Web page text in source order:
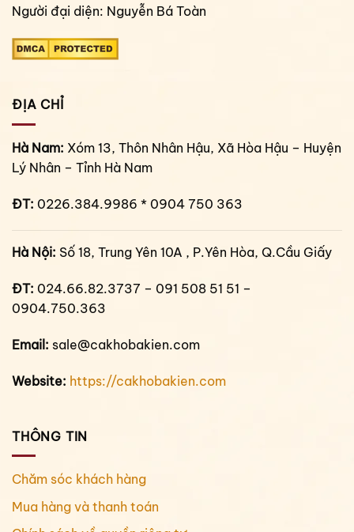
Người đại diện: Nguyễn Bá Toàn
ĐỊA CHỈ
Hà Nam: Xóm 13, Thôn Nhân Hậu, Xã Hòa Hậu – Huyện
Lý Nhân – Tỉnh Hà Nam
ĐT: 0226.384.9986 * 0904 750 363
Hà Nội: Số 18, Trung Yên 10A , P.Yên Hòa, Q.Cầu Giấy
ĐT: 024.66.82.3737 – 091 508 51 51 –
0904.750.363
Email: sale@cakhobakien.com
Website: https://cakhobakien.com
THÔNG TIN
Chăm sóc khách hàng
Mua hàng và thanh toán